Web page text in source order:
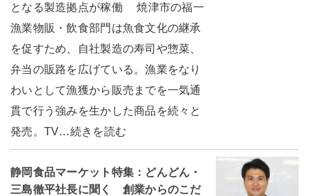
となる製造拠点が稼働 焼津市の福一
漁業物販・飲食部門は魚食文化の継承
を促すため、自社製造の寿司や惣菜、
弁当の販路を広げている。漁業をなり
わいとして漁獲から販売までを一気通
貫で行う強みを生かした商品を続々と
発売。TV…続きを読む
静岡食品マーケット特集：どんどん・
三島徹平社長に聞く 創業からのこだ